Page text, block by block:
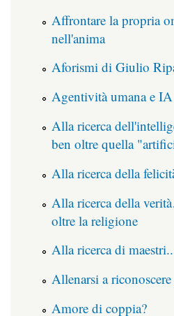
Affrontare la propria
nell'anima
Aforismi di Giulio
Agentività umana e
Alla ricerca
ben oltre quella
Alla ricerca della
Alla ricerca della
oltre la religione
Alla ricerca di
Allenarsi a
Amore di coppia?